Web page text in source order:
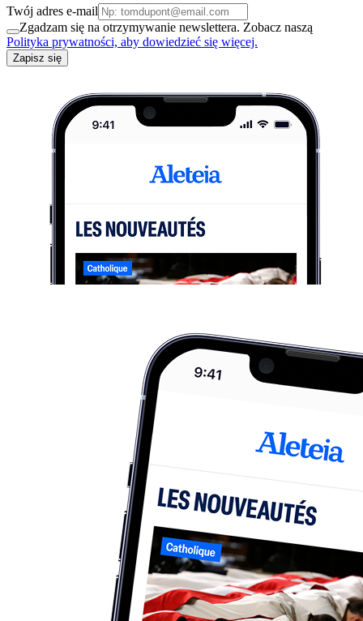
Twój adres e-mail
Zgadzam się na otrzymywanie newslettera. Zobacz naszą
Polityka prywatności, aby dowiedzieć się więcej.
Zapisz się